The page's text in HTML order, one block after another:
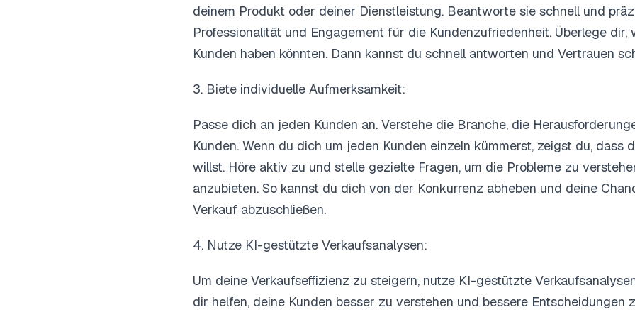
deinem Produkt oder deiner Dienstleistung. Beantworte sie schnell und
Professionalität und Engagement für die Kundenzufriedenheit. Überlege dir,
Kunden haben könnten. Dann kannst du schnell antworten und Vertrauen
3. Biete individuelle Aufmerksamkeit:
Passe dich an jeden Kunden an. Verstehe die Branche, die
Kunden. Wenn du dich um jeden Kunden einzeln kümmerst, zeigst du, dass
willst. Höre aktiv zu und stelle gezielte Fragen, um die Probleme zu
anzubieten. So kannst du dich von der Konkurrenz abheben und deine
Verkauf abzuschließen.
4. Nutze KI-gestützte Verkaufsanalysen:
Um deine Verkaufseffizienz zu steigern, nutze KI-gestützte
dir helfen, deine Kunden besser zu verstehen und bessere Entscheidungen